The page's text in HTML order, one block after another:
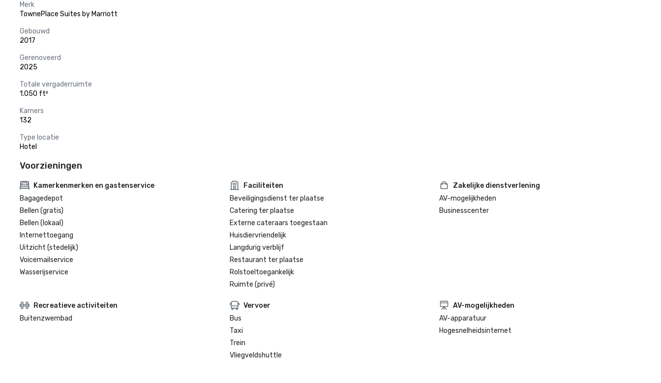
Merk
TownePlace Suites by Marriott
Gebouwd
2017
Gerenoveerd
2025
Totale vergaderruimte
1.050 ft²
Kamers
132
Type locatie
Hotel
Voorzieningen
Kamerkenmerken en gastenservice
Bagagedepot
Bellen (gratis)
Bellen (lokaal)
Internettoegang
Uitzicht (stedelijk)
Voicemailservice
Wasserijservice
Faciliteiten
Beveiligingsdienst ter plaatse
Catering ter plaatse
Externe cateraars toegestaan
Huisdiervriendelijk
Langdurig verblijf
Restaurant ter plaatse
Rolstoeltoegankelijk
Ruimte (privé)
Zakelijke dienstverlening
AV-mogelijkheden
Businesscenter
Recreatieve activiteiten
Buitenzwembad
Vervoer
Bus
Taxi
Trein
Vliegveldshuttle
AV-mogelijkheden
AV-apparatuur
Hogesnelheidsinternet